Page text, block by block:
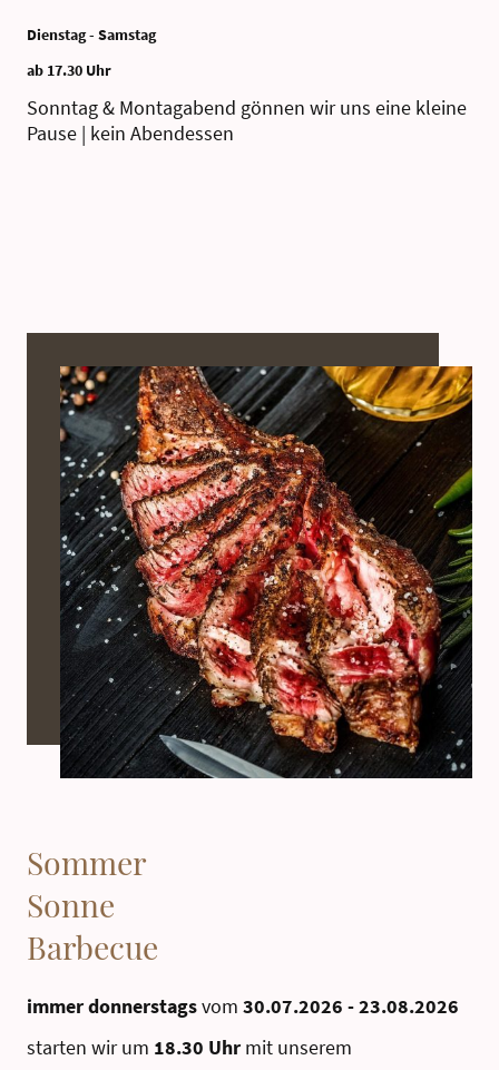
Dienstag - Samstag
ab 17.30 Uhr
Sonntag & Montagabend gönnen wir uns eine kleine
Pause | kein Abendessen
Sommer
Sonne
Barbecue
immer donnerstagsvom 30.07.2026 - 23.08.2026
starten wir um 18.30 Uhr mit unserem